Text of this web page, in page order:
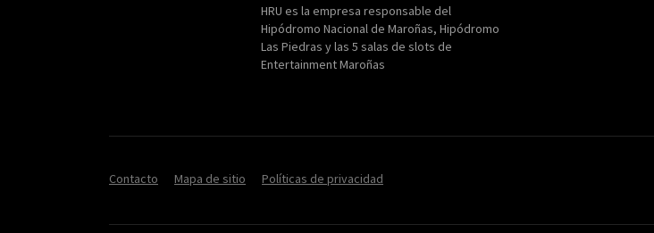
HRU es la empresa responsable del
Hipódromo Nacional de Maroñas, Hipódromo
Las Piedras y las 5 salas de slots de
Entertainment Maroñas
Contacto Mapa de sitio Políticas de privacidad